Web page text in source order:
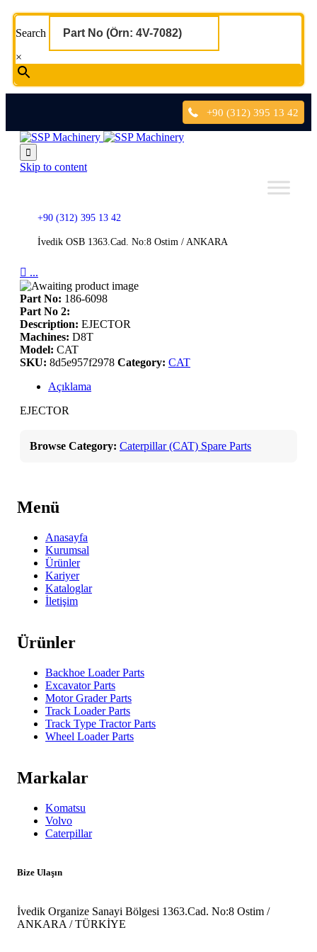
Search
×
+90 (312) 395 13 42

Skip to content
+90 (312) 395 13 42
İvedik OSB 1363.Cad. No:8 Ostim / ANKARA
 ...
Part No: 186-6098
Part No 2:
Description: EJECTOR
Machines: D8T
Model: CAT
SKU: 8d5e957f2978 Category: CAT
Açıklama
EJECTOR
Browse Category: Caterpillar (CAT) Spare Parts
Menü
Anasayfa
Kurumsal
Ürünler
Kariyer
Kataloglar
İletişim
Ürünler
Backhoe Loader Parts
Excavator Parts
Motor Grader Parts
Track Loader Parts
Track Type Tractor Parts
Wheel Loader Parts
Markalar
Komatsu
Volvo
Caterpillar
Bize Ulaşın
İvedik Organize Sanayi Bölgesi 1363.Cad. No:8 Ostim /
ANKARA / TÜRKİYE